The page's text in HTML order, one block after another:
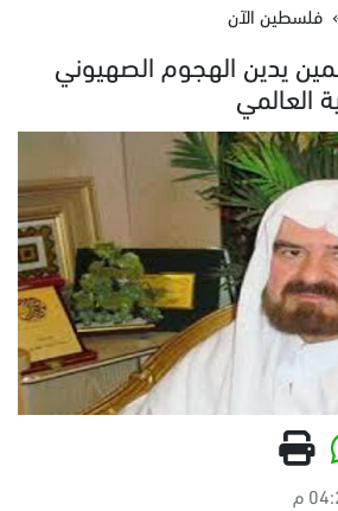
فلسطين الآن
يدين الهجوم الصهيوني
العالمي